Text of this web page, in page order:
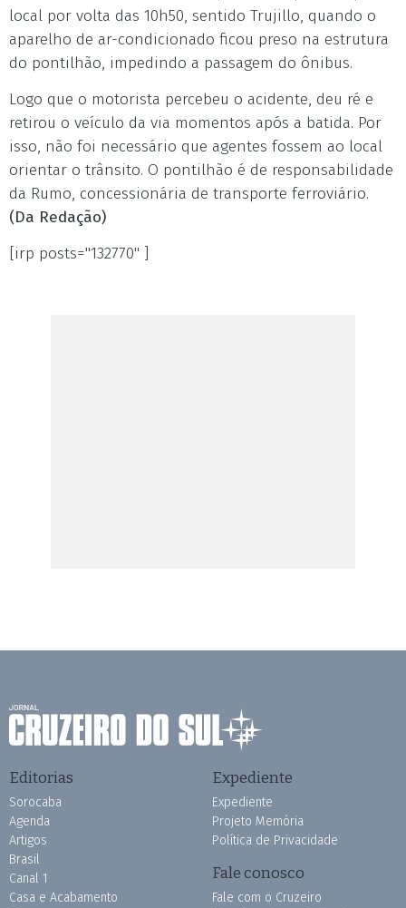
local por volta das 10h50, sentido Trujillo, quando o
aparelho de ar-condicionado ficou preso na estrutura
do pontilhão, impedindo a passagem do ônibus.
Logo que o motorista percebeu o acidente, deu ré e
retirou o veículo da via momentos após a batida. Por
isso, não foi necessário que agentes fossem ao local
orientar o trânsito. O pontilhão é de responsabilidade
da Rumo, concessionária de transporte ferroviário.
(Da Redação)
[irp posts="132770" ]
Editorias
Sorocaba
Agenda
Artigos
Brasil
Canal 1
Casa e Acabamento
Expediente
Expediente
Projeto Memória
Política de Privacidade
Fale conosco
Fale com o Cruzeiro